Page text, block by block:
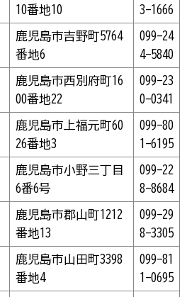
10番地10
3-1666
鹿児島市吉野町5764
番地6
099-24
4-5840
鹿児島市西別府町16
00番地22
099-23
0-0341
鹿児島市上福元町60
26番地3
099-80
1-6195
鹿児島市小野三丁目
6番6号
099-22
8-8684
鹿児島市郡山町1212
番地13
099-29
8-3305
鹿児島市山田町3398
番地4
099-81
1-0695